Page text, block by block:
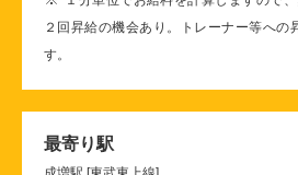
２回昇給の機会あり。トレーナー等への
す。
最寄り駅